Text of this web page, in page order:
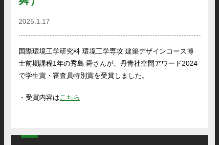
2025.1.17
国際環境工学研究科 環境工学専攻 建築デザインコース博
士前期課程1年の秀島 舜さんが、丹青社空間アワード2024
で学生賞・審査員特別賞を受賞しました。
・受賞内容はこちら